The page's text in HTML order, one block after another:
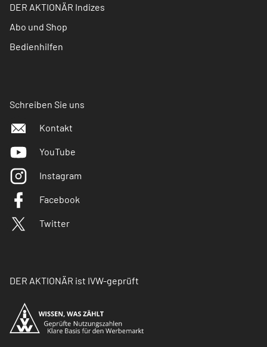
DER AKTIONÄR Indizes
Abo und Shop
Bedienhilfen
Schreiben Sie uns
Kontakt
YouTube
Instagram
Facebook
Twitter
DER AKTIONÄR ist IVW-geprüft